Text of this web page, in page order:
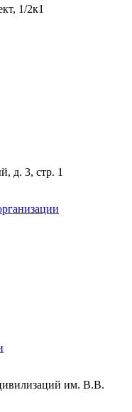
1/2к1
д. 3, стр. 1
им. В.В.